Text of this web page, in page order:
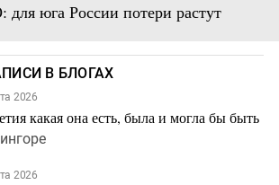
юга России потери растут
В БЛОГАХ
2026
какая она есть, была и могла бы быть
2026